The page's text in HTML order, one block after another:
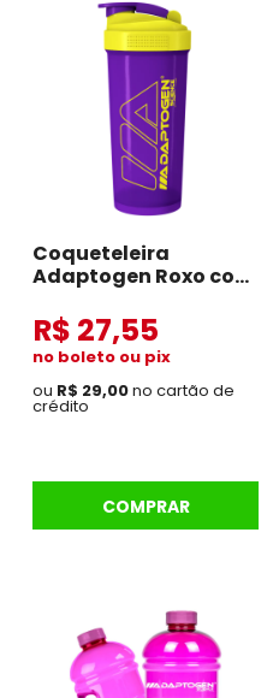
Coqueteleira
Adaptogen Roxo com
R$ 27,55
no boleto ou pix
ou R$ 29,00no cartão de
crédito
COMPRAR